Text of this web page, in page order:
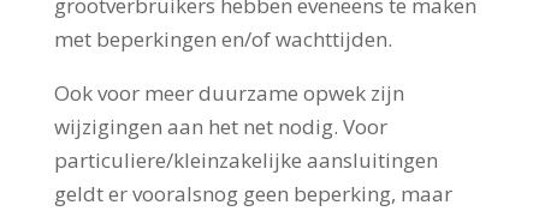
met beperkingen en/of wachttijden.
Ook voor meer duurzame opwek zijn
wijzigingen aan het net nodig. Voor
particuliere/kleinzakelijke aansluitingen
geldt er vooralsnog geen beperking, maar